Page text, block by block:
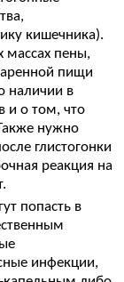
кишечника).
массах пены,
пищи
наличии в
и о том, что
нужно
глистогонки
реакция на
попасть в
инфекции,